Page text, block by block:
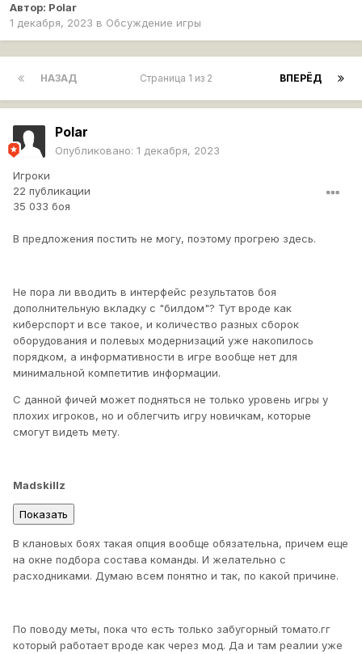
Автор: Polar
1 декабря, 2023 в Обсуждение игры
НАЗАД ВПЕРЁД
Страница 1 из 2
Polar
Опубликовано: 1 декабря, 2023
Игроки
22 публикации
35 033 боя
В предложения постить не могу, поэтому прогрею здесь.
Не пора ли вводить в интерфейс результатов боя
дополнительную вкладку с "билдом"? Тут вроде как
киберспорт и все такое, и количество разных сборок
оборудования и полевых модернизаций уже накопилось
порядком, а информативности в игре вообще нет для
минимальной компетитив информации.
С данной фичей может подняться не только уровень игры у
плохих игроков, но и облегчить игру новичкам, которые
смогут видеть мету.
Madskillz
В клановых боях такая опция вообще обязательна, причем еще
на окне подбора состава команды. И желательно с
расходниками. Думаю всем понятно и так, по какой причине.
По поводу меты, пока что есть только забугорный томато.гг
который работает вроде как через мод. Да и там реалии уже